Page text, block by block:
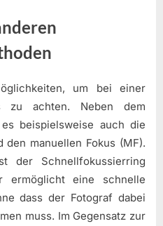
um bei einer
zu achten. Neben dem
beispielsweise auch die
den manuellen Fokus (MF).
der Schnellfokussierring
ermöglicht eine schnelle
dass der Fotograf dabei
muss. Im Gegensatz zur